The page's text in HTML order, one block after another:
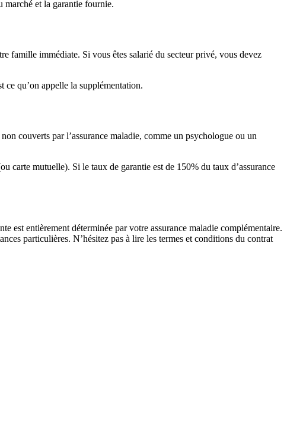
marché et la garantie fournie.
famille immédiate. Si vous êtes salarié du secteur privé, vous devez
ce qu’on appelle la supplémentation.
couverts par l’assurance maladie, comme un psychologue ou un
carte mutuelle). Si le taux de garantie est de 150% du taux d’assurance
est entièrement déterminée par votre assurance maladie complémentaire.
particulières. N’hésitez pas à lire les termes et conditions du contrat